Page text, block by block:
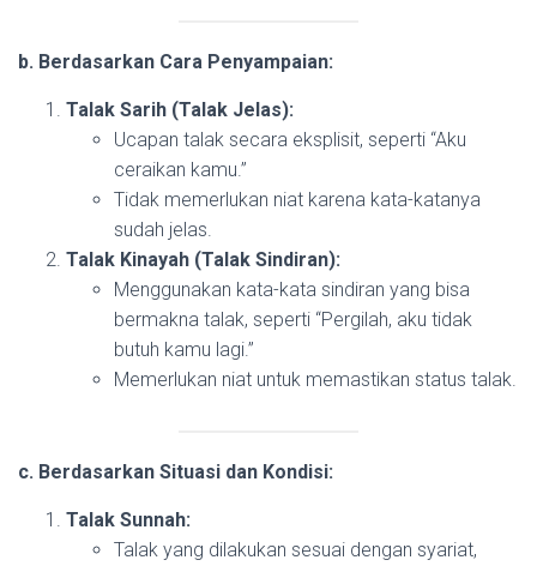
b. Berdasarkan Cara Penyampaian:
Talak Sarih (Talak Jelas):
Ucapan talak secara eksplisit, seperti “Aku
ceraikan kamu.”
Tidak memerlukan niat karena kata-katanya
sudah jelas.
Talak Kinayah (Talak Sindiran):
Menggunakan kata-kata sindiran yang bisa
bermakna talak, seperti “Pergilah, aku tidak
butuh kamu lagi.”
Memerlukan niat untuk memastikan status talak.
c. Berdasarkan Situasi dan Kondisi:
Talak Sunnah:
Talak yang dilakukan sesuai dengan syariat,